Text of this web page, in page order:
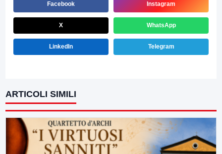
Facebook Instagram
X WhatsApp
LinkedIn Telegram
ARTICOLI SIMILI